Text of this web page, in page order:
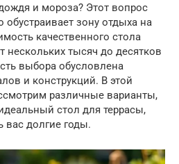
и мороза? Этот вопрос
обустраивает зону отдыха на
качественного стола
нескольких тысяч до десятков
выбора обусловлена
и конструкций. В этой
различные варианты,
стол для террасы,
вас долгие годы.